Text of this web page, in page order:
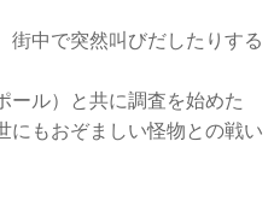
街中で突然叫びだしたりする
ール）と共に調査を始めた
にもおぞましい怪物との戦い